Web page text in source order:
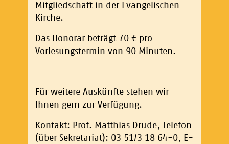
Mitgliedschaft in der Evangelischen
Kirche.
Das Honorar beträgt 70 € pro
Vorlesungstermin von 90 Minuten.
Für weitere Auskünfte stehen wir
Ihnen gern zur Verfügung.
Kontakt: Prof. Matthias Drude, Telefon
(über Sekretariat): 03 51/3 18 64-0, E-